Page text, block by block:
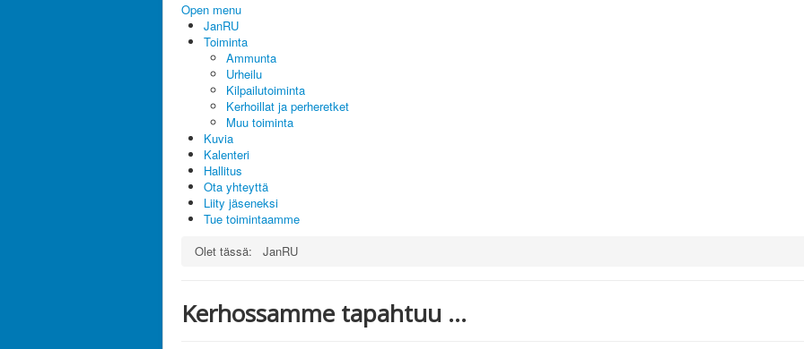
Open menu
JanRU
Toiminta
Ammunta
Urheilu
Kilpailutoiminta
Kerhoillat ja perheretket
Muu toiminta
Kuvia
Kalenteri
Hallitus
Ota yhteyttä
Liity jäseneksi
Tue toimintaamme
Olet tässä:
JanRU
Kerhossamme tapahtuu ...